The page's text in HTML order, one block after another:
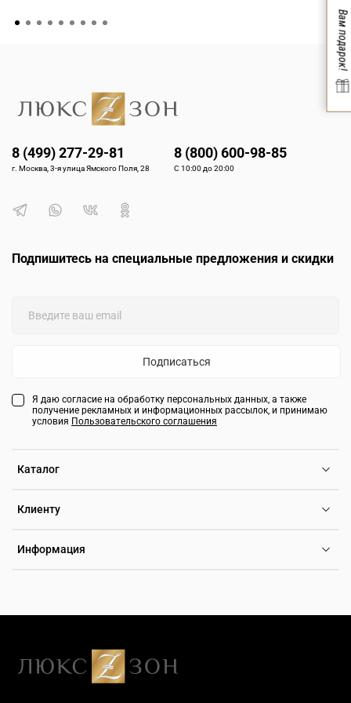
(Kinetic) преобразует движение руки в энергию, Солар (Solar)
Откройте японское совершенство с часами от бренда Seiko на
Каталог
Клиенту
Информация
Подпишитесь на специальные предложения и скидки
Подписаться
Я даю согласие на обработку персональных данных, а также
получение рекламных и информационных рассылок, и принимаю
условия Пользовательского соглашения
8 (499) 277-29-81
г. Москва, 3-я улица Ямского Поля, 28
8 (800) 600-98-85
С 10:00 до 20:00
Вам подарок!